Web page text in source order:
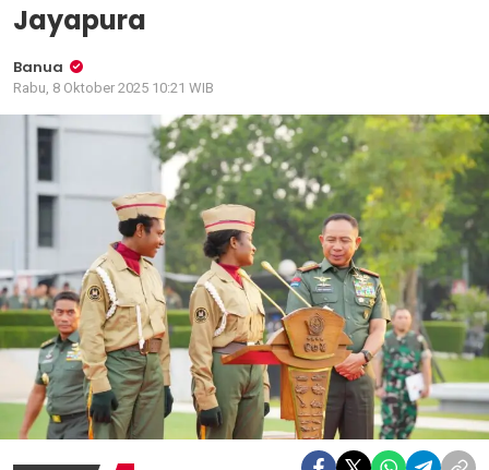
Jayapura
Banua
Rabu, 8 Oktober 2025 10:21 WIB